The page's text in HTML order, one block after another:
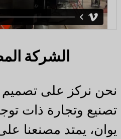
الشركة
نحن نركز على تصميم